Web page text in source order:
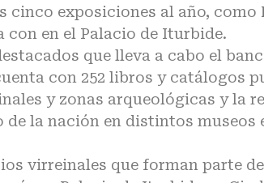
cinco exposiciones al año,
con en el Palacio de Iturbide.
que lleva a cabo el
con 252 libros y catálogos
y zonas arqueológicas y la
la nación en distintos museos
virreinales que forman parte